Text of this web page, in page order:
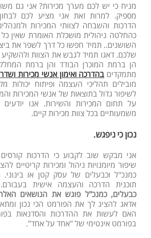
מניח כי יש לכם מערך מכירות? אני גם
מספיק. למרות זאת אני מציע לכם
הדרכות והשבחה לצוותי המכירות
כהחלטה ניהולית מושכלת האומרת שאין כל
השושנים.. תמיד חפשו כל דרך לשפר את
שלכם. דאגו תמיד לגבש את הצוות
הן ברמת המוכרן הבודד והן ברמת
מתמקדים בהדרכה ואימון אנשי מכירות
מובילים תהליכי העצמה ופיתוח יכולות
לשיפור גדול בתוצאות של אנשי המכירות
על תחום המכירות והשירות. אנו יודעים
משמעותיים בכל צוות מכירות קיים.
נכון כי ניפגש.
אני מבקש שוב לקבוע כי הדרכות
שיפור מיומנויות ניהול ומכירות קריטיים
כמנכ"ל וכבעלים של עסק קטן או בינוני.
תוכנית הדרכה והעצמה אישית בעבורם.
כבעלים, כמנכ"ל פוגש את הנושאים
אדאג להציג לך את הפורמט הכי נכון
האם לעשות את ההדרכות והסדנאות
בפורמט אינטימי של "אחד על אחד".